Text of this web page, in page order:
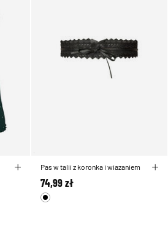
Pas w talii z koronka i wiazaniem
74,99 zł